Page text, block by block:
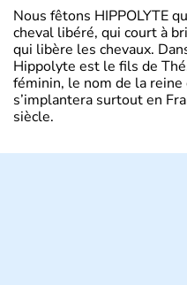
Nous fêtons HIPPOLYTE
cheval libéré, qui court à
qui libère les chevaux.
Hippolyte est le fils de
féminin, le nom de la
s’implantera surtout en
siècle.